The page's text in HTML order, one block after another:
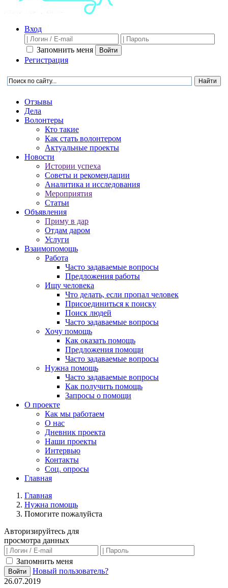
Вход
Запомнить меня Войти
Регистрация
Отзывы
Дела
Волонтеры
Кто такие
Как стать волонтером
Актуальные проекты
Новости
Истории успеха
Советы и рекомендации
Аналитика и исследования
Мероприятия
Статьи
Объявления
Приму в дар
Отдам даром
Услуги
Взаимопомощь
Работа
Часто задаваемые вопросы
Предложения работы
Ищу человека
Что делать, если пропал человек
Присоединиться к поиску
Поиск людей
Часто задаваемые вопросы
Хочу помощь
Как оказать помощь
Предложения помощи
Часто задаваемые вопросы
Нужна помощь
Часто задаваемые вопросы
Как получить помощь
Запросы о помощи
О проекте
Как мы работаем
О нас
Дневник проекта
Наши проекты
Интервью
Контакты
Соц. опросы
Главная
Главная
Нужна помощь
Помогите пожалуйста
Авторизируйтесь для
просмотра данных
Запомнить меня
Войти
Новый пользователь?
26.07.2019